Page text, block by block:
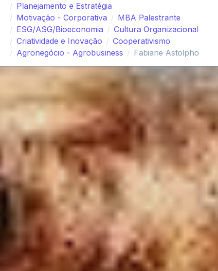
Planejamento e Estratégia
Motivação - Corporativa
MBA Palestrante
ESG/ASG/Bioeconomia
Cultura Organizacional
Criatividade e Inovação
Cooperativismo
Agronegócio - Agrobusiness
Fabiane Astolpho